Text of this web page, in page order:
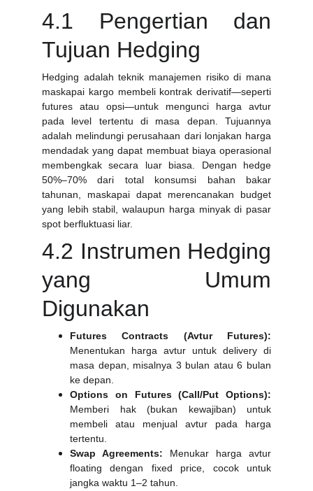
4.1 Pengertian dan
Tujuan Hedging
Hedging adalah teknik manajemen risiko di mana
maskapai kargo membeli kontrak derivatif—seperti
futures atau opsi—untuk mengunci harga avtur
pada level tertentu di masa depan. Tujuannya
adalah melindungi perusahaan dari lonjakan harga
mendadak yang dapat membuat biaya operasional
membengkak secara luar biasa. Dengan hedge
50%–70% dari total konsumsi bahan bakar
tahunan, maskapai dapat merencanakan budget
yang lebih stabil, walaupun harga minyak di pasar
spot berfluktuasi liar.
4.2 Instrumen Hedging
yang Umum
Digunakan
Futures Contracts (Avtur Futures):
Menentukan harga avtur untuk delivery di
masa depan, misalnya 3 bulan atau 6 bulan
ke depan.
Options on Futures (Call/Put Options):
Memberi hak (bukan kewajiban) untuk
membeli atau menjual avtur pada harga
tertentu.
Swap Agreements: Menukar harga avtur
floating dengan fixed price, cocok untuk
jangka waktu 1–2 tahun.